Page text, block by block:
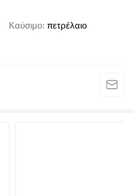
Καύσιμο πετρέλαιο